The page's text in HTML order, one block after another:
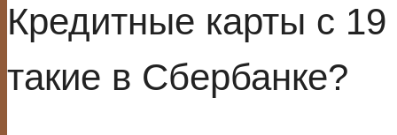
Кредитные карты с
такие в Сбербанке?